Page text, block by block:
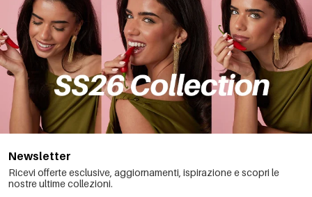
Newsletter
Ricevi offerte esclusive, aggiornamenti, ispirazione e scopri le
nostre ultime collezioni.